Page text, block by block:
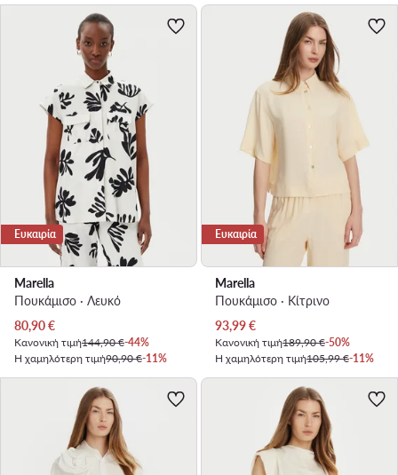
Ευκαιρία
Marella
Πουκάμισο · Λευκό
Τρέχουσα τιμή
80,90€
Κανονική τιμή144,90 €-44%
Η χαμηλότερη τιμή90,90 €-11%
Ευκαιρία
Marella
Πουκάμισο · Κίτρινο
Τρέχουσα τιμή
93,99€
Κανονική τιμή189,90 €-50%
Η χαμηλότερη τιμή105,99 €-11%